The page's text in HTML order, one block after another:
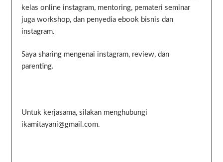
kelas online instagram, mentoring, pemateri seminar
juga workshop, dan penyedia ebook bisnis dan
instagram.
Saya sharing mengenai instagram, review, dan
parenting.
Untuk kerjasama, silakan menghubungi
ikamitayani@gmail.com.